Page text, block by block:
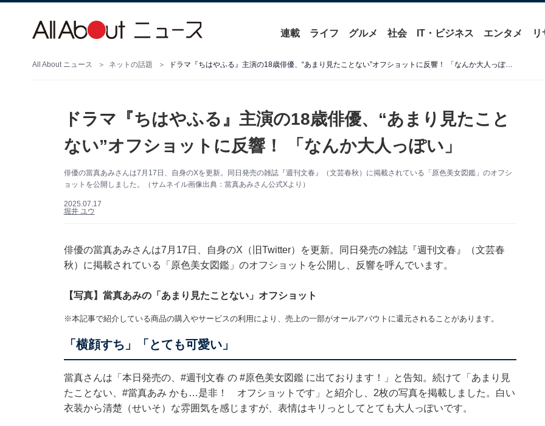
連載 ライフ グルメ 社会 IT・ビジネス エンタメ リ
All About ニュース ネットの話題 ドラマ『ちはやふる』主演の18歳俳優、“あまり見たことない”オフショットに反響！ 「なんか大人っぽい」
ドラマ『ちはやふる』主演の18歳俳優、“あまり見たこと
ない”オフショットに反響！ 「なんか大人っぽい」
俳優の當真あみさんは7月17日、自身のXを更新。同日発売の雑誌『週刊文春』（文芸春秋）に掲載されている「原色美女図鑑」のオフシ
ョットを公開しました。（サムネイル画像出典：當真あみさん公式Xより）
2025.07.17
堀井 ユウ
俳優の當真あみさんは7月17日、自身のX（旧Twitter）を更新。同日発売の雑誌『週刊文春』（文芸春
秋）に掲載されている「原色美女図鑑」のオフショットを公開し、反響を呼んでいます。
【写真】當真あみの「あまり見たことない」オフショット
※本記事で紹介している商品の購入やサービスの利用により、売上の一部がオールアバウトに還元されることがあります。
「横顔すち」「とても可愛い」
當真さんは「本日発売の、#週刊文春 の #原色美女図鑑 に出ております！」と告知。続けて「あまり見
たことない、#當真あみ かも…是非！ オフショットです」と紹介し、2枚の写真を掲載しました。白い
衣装から清楚（せいそ）な雰囲気を感じますが、表情はキリっとしてとても大人っぽいです。